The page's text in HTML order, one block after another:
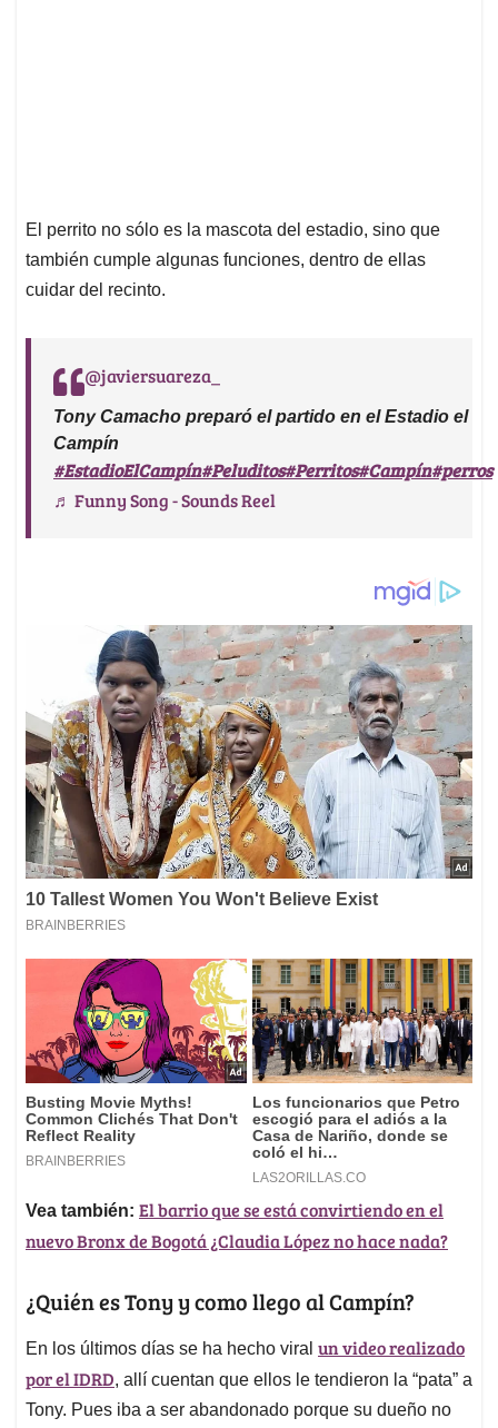
El perrito no sólo es la mascota del estadio, sino que
también cumple algunas funciones, dentro de ellas
cuidar del recinto.
@javiersuareza_
Tony Camacho preparó el partido en el Estadio el
Campín
#EstadioElCampín#Peluditos#Perritos#Campín#perros
♬ Funny Song - Sounds Reel
Vea también: El barrio que se está convirtiendo en el
nuevo Bronx de Bogotá ¿Claudia López no hace nada?
¿Quién es Tony y como llego al Campín?
En los últimos días se ha hecho viral un video realizado
por el IDRD, allí cuentan que ellos le tendieron la “pata” a
Tony. Pues iba a ser abandonado porque su dueño no